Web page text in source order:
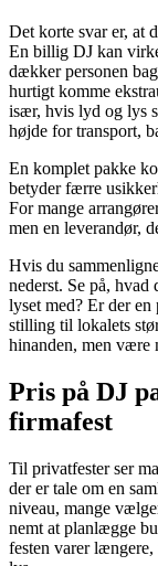
Det korte svar er, at
En billig DJ kan
dækker personen
hurtigt komme
især, hvis lyd og lys
højde for transport,
En komplet pakke
betyder færre
For mange
men en leverandør,
Hvis du
nederst. Se på,
lyset med? Er der
stilling til lokalets
hinanden, men være
Pris på DJ
firmafest
Til privatfester ser
der er tale om en
niveau, mange
nemt at planlægge
festen varer